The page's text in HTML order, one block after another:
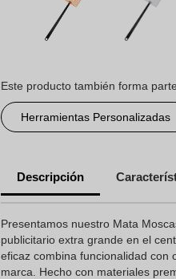
Este producto también forma
Herramientas Personalizadas
Descripción
Presentamos nuestro Mata
publicitario extra grande en el
eficaz combina funcionalidad con
marca. Hecho con materiales